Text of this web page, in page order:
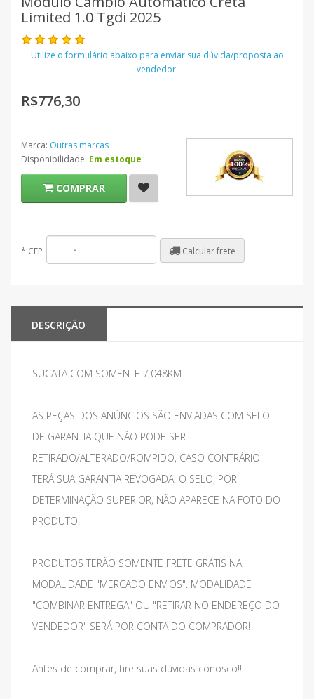
Limited 1.0 Tgdi 2025
Utilize o formulário abaixo para enviar sua dúvida/proposta ao
vendedor:
R$776,30
Marca: Outras marcas
Disponibilidade: Em estoque
COMPRAR
* CEP Calcular frete
DESCRIÇÃO
SUCATA COM SOMENTE 7.048KM
AS PEÇAS DOS ANÚNCIOS SÃO ENVIADAS COM SELO
DE GARANTIA QUE NÃO PODE SER
RETIRADO/ALTERADO/ROMPIDO, CASO CONTRÁRIO
TERÁ SUA GARANTIA REVOGADA! O SELO, POR
DETERMINAÇÃO SUPERIOR, NÃO APARECE NA FOTO DO
PRODUTO!
PRODUTOS TERÃO SOMENTE FRETE GRÁTIS NA
MODALIDADE "MERCADO ENVIOS". MODALIDADE
"COMBINAR ENTREGA" OU "RETIRAR NO ENDEREÇO DO
VENDEDOR" SERÁ POR CONTA DO COMPRADOR!
Antes de comprar, tire suas dúvidas conosco!!